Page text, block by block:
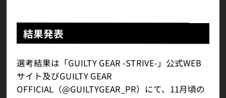
結果発表
選考結果は「GUILTY GEAR -STRIVE-」公式WEB
サイト及びGUILTY GEAR
OFFICIAL（@GUILTYGEAR_PR）にて、11月頃の